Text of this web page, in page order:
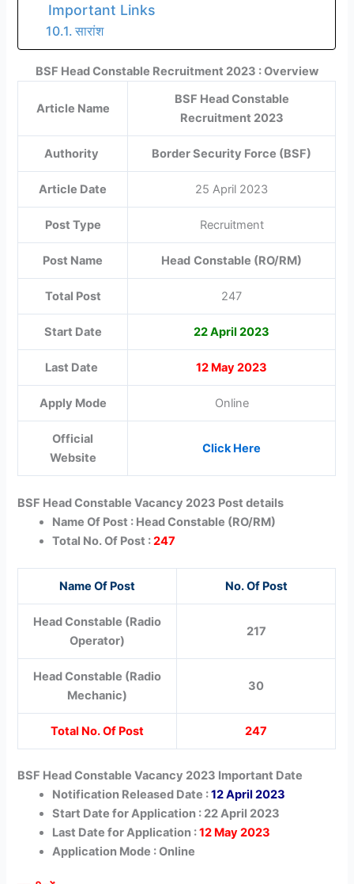
Important Links
सारांश
BSF Head Constable Recruitment 2023 : Overview
Article Name
BSF Head Constable
Recruitment 2023
Authority Border Security Force (BSF)
Article Date 25 April 2023
Post Type Recruitment
Post Name Head Constable (RO/RM)
Total Post 247
Start Date 22 April 2023
Last Date 12 May 2023
Apply Mode Online
Official
Website
Click Here
BSF Head Constable Vacancy 2023 Post details
Name Of Post : Head Constable (RO/RM)
Total No. Of Post :247
Name Of Post No. Of Post
Head Constable (Radio
Operator)
217
Head Constable (Radio
Mechanic)
30
Total No. Of Post 247
BSF Head Constable Vacancy 2023 Important Date
Notification Released Date :12 April 2023
Start Date for Application : 22 April 2023
Last Date for Application :12 May 2023
Application Mode : Online